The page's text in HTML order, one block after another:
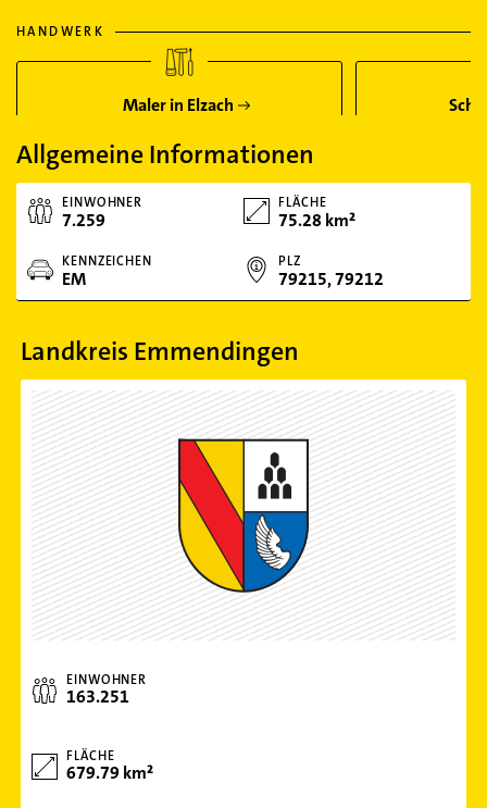
HANDWERK
Maler in Elzach
Allgemeine Informationen
EINWOHNER
7.259
FLÄCHE
75.28 km²
KENNZEICHEN
EM
PLZ
79215, 79212
Landkreis Emmendingen
EINWOHNER
163.251
FLÄCHE
679.79 km²